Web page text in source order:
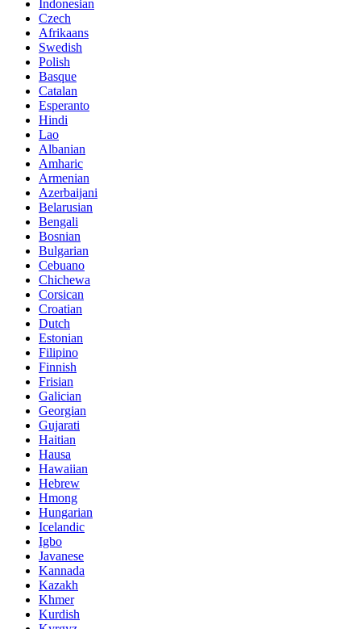
Indonesian
Czech
Afrikaans
Swedish
Polish
Basque
Catalan
Esperanto
Hindi
Lao
Albanian
Amharic
Armenian
Azerbaijani
Belarusian
Bengali
Bosnian
Bulgarian
Cebuano
Chichewa
Corsican
Croatian
Dutch
Estonian
Filipino
Finnish
Frisian
Galician
Georgian
Gujarati
Haitian
Hausa
Hawaiian
Hebrew
Hmong
Hungarian
Icelandic
Igbo
Javanese
Kannada
Kazakh
Khmer
Kurdish